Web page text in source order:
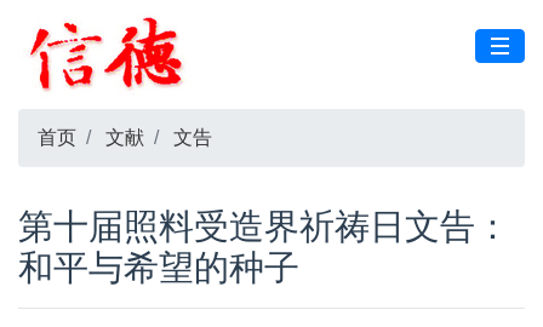
首页 文献 文告
第十届照料受造界祈祷日文告：
和平与希望的种子